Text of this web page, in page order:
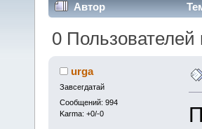
Автор
0 Пользователей
urga
Завсегдатай
Сообщений: 994
Karma: +0/-0